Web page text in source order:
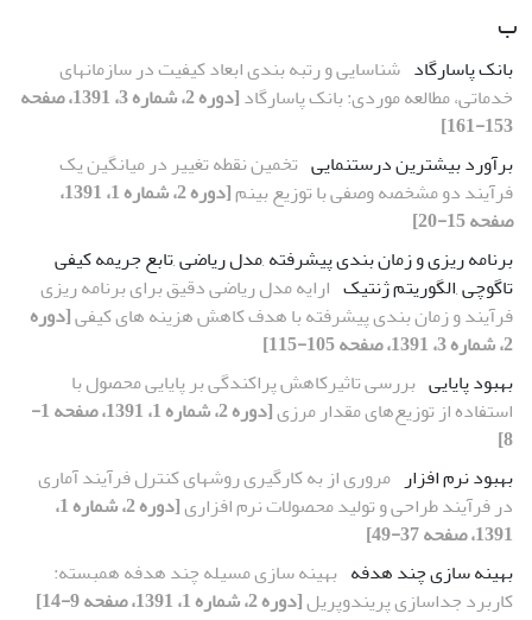
ب
بانک پاسارگاد شناسایی و رتبه بندی ابعاد کیفیت در سازمانهای
خدماتی، مطالعه موردی: بانک پاسارگاد
[دوره 2، شماره 3، 1391، صفحه
153-161]
برآورد بیشترین درستنمایی تخمین نقطه تغییر در میانگین یک
فرآیند دو مشخصه وصفی با توزیع بینم
[دوره 2، شماره 1، 1391،
صفحه 15-20]
برنامه ریزی و زمان بندی پیشرفته ,مدل ریاضی ,تابع جریمه کیفی
تاگوچی ,الگوریتم ژنتیک ارایه مدل ریاضی دقیق برای برنامه ریزی
فرآیند و زمان بندی پیشرفته با هدف کاهش هزینه های کیفی[دوره
2، شماره 3، 1391، صفحه 105-115]
بهبود پایایی بررسی تاثیرکاهش پراکندگی بر پایایی محصول با
استفاده از توزیع‌‌‏های مقدار مرزی
[دوره 2، شماره 1، 1391، صفحه 1-
8]
بهبود نرم افزار مروری از به کارگیری روش‏های کنترل فرآیند آماری
در فرآیند طراحی و تولید محصولات نرم افزاری
[دوره 2، شماره 1،
1391، صفحه 37-49]
بهینه سازی چند هدفه بهینه سازی مسیله چند هدفه همبسته:
کاربرد جداسازی پریندوپریل[دوره 2، شماره 1، 1391، صفحه 9-14]